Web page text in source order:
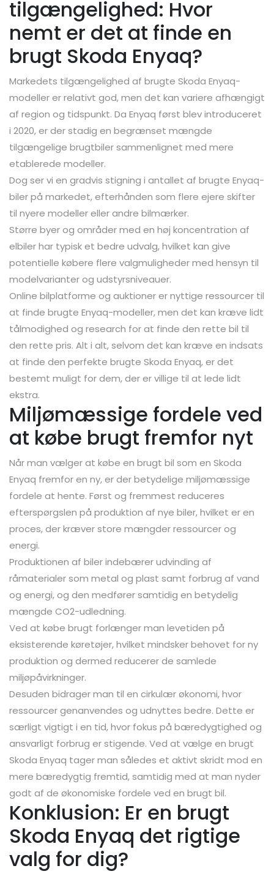
tilgængelighed: Hvor
nemt er det at finde en
brugt Skoda Enyaq?
Markedets tilgængelighed af brugte Skoda Enyaq-
modeller er relativt god, men det kan variere afhængigt
af region og tidspunkt. Da Enyaq først blev introduceret
i 2020, er der stadig en begrænset mængde
tilgængelige brugtbiler sammenlignet med mere
etablerede modeller.
Dog ser vi en gradvis stigning i antallet af brugte Enyaq-
biler på markedet, efterhånden som flere ejere skifter
til nyere modeller eller andre bilmærker.
Større byer og områder med en høj koncentration af
elbiler har typisk et bedre udvalg, hvilket kan give
potentielle købere flere valgmuligheder med hensyn til
modelvarianter og udstyrsniveauer.
Online bilplatforme og auktioner er nyttige ressourcer til
at finde brugte Enyaq-modeller, men det kan kræve lidt
tålmodighed og research for at finde den rette bil til
den rette pris. Alt i alt, selvom det kan kræve en indsats
at finde den perfekte brugte Skoda Enyaq, er det
bestemt muligt for dem, der er villige til at lede lidt
ekstra.
Miljømæssige fordele ved
at købe brugt fremfor nyt
Når man vælger at købe en brugt bil som en Skoda
Enyaq fremfor en ny, er der betydelige miljømæssige
fordele at hente. Først og fremmest reduceres
efterspørgslen på produktion af nye biler, hvilket er en
proces, der kræver store mængder ressourcer og
energi.
Produktionen af biler indebærer udvinding af
råmaterialer som metal og plast samt forbrug af vand
og energi, og den medfører samtidig en betydelig
mængde CO2-udledning.
Ved at købe brugt forlænger man levetiden på
eksisterende køretøjer, hvilket mindsker behovet for ny
produktion og dermed reducerer de samlede
miljøpåvirkninger.
Desuden bidrager man til en cirkulær økonomi, hvor
ressourcer genanvendes og udnyttes bedre. Dette er
særligt vigtigt i en tid, hvor fokus på bæredygtighed og
ansvarligt forbrug er stigende. Ved at vælge en brugt
Skoda Enyaq tager man således et aktivt skridt mod en
mere bæredygtig fremtid, samtidig med at man nyder
godt af de økonomiske fordele ved en brugt bil.
Konklusion: Er en brugt
Skoda Enyaq det rigtige
valg for dig?